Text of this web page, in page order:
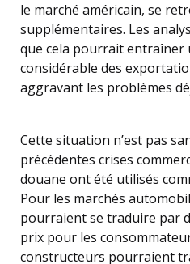
le marché américain, se
supplémentaires. Les
que cela pourrait entraîner
considérable des
aggravant les problèmes
Cette situation n’est pas
précédentes crises
douane ont été utilisés
Pour les marchés
pourraient se traduire par
prix pour les
constructeurs pourraient